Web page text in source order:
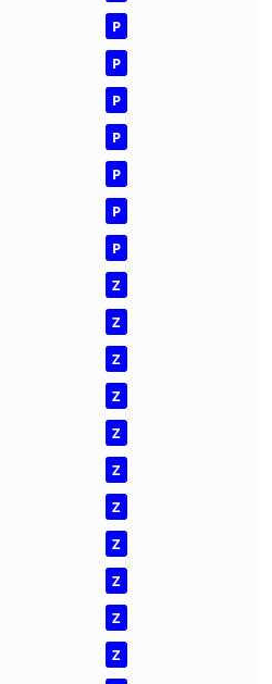
P
P
P
P
P
P
P
Z
Z
Z
Z
Z
Z
Z
Z
Z
Z
Z